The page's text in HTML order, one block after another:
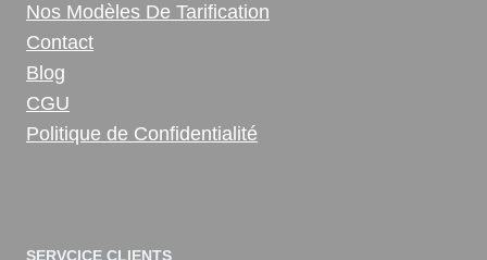
Nos Modèles De Tarification
Contact
Blog
CGU
Politique de Confidentialité
SERVCICE CLIENTS